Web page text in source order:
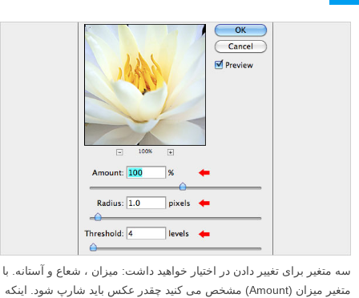
سه متغیر برای تغییر دادن در اختیار خواهید داشت: میزان ، شعاع و آستانه. با
متغیر میزان (Amount) مشخص می کنید چقدر عکس باید شارپ شود. اینکه